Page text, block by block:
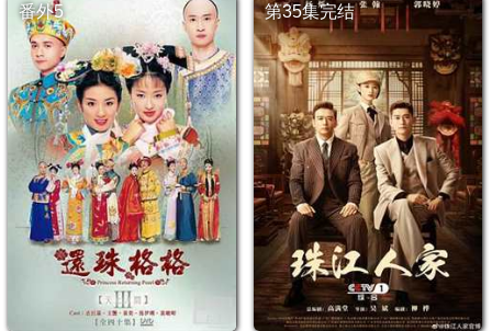
番外5 第35集完结